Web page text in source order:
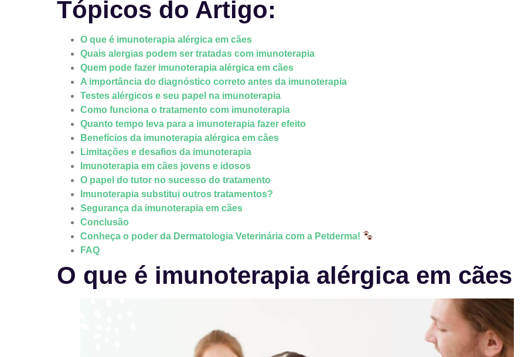
Tópicos do Artigo:
O que é imunoterapia alérgica em cães
Quais alergias podem ser tratadas com imunoterapia
Quem pode fazer imunoterapia alérgica em cães
A importância do diagnóstico correto antes da imunoterapia
Testes alérgicos e seu papel na imunoterapia
Como funciona o tratamento com imunoterapia
Quanto tempo leva para a imunoterapia fazer efeito
Benefícios da imunoterapia alérgica em cães
Limitações e desafios da imunoterapia
Imunoterapia em cães jovens e idosos
O papel do tutor no sucesso do tratamento
Imunoterapia substitui outros tratamentos?
Segurança da imunoterapia em cães
Conclusão
Conheça o poder da Dermatologia Veterinária com a Petderma!
FAQ
O que é imunoterapia alérgica em cães